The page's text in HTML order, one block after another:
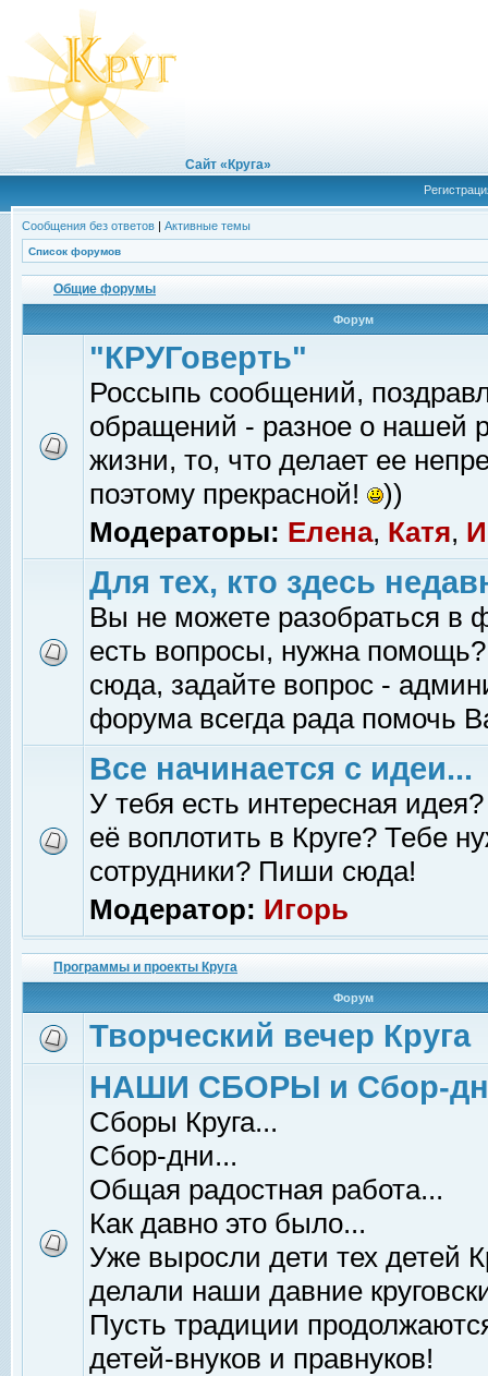
Сайт «Круга»
Сообщения без ответов | Активные темы
Список форумов
Общие форумы
Форум
"КРУГоверть"
Россыпь сообщений,
обращений - разное о нашей
жизни, то, что делает ее
поэтому прекрасной!
))
Модераторы: Елена, Катя,
Для тех, кто здесь
Вы не можете разобраться в
есть вопросы, нужна помощь?
сюда, задайте вопрос -
форума всегда рада помочь
Все начинается с идеи...
У тебя есть интересная
её воплотить в Круге? Тебе
сотрудники? Пиши сюда!
Модератор: Игорь
Программы и проекты Круга
Форум
Творческий вечер Круга
НАШИ СБОРЫ и Сбор-
Сборы Круга...
Сбор-дни...
Общая радостная работа...
Как давно это было...
Уже выросли дети тех детей
делали наши давние
Пусть традиции
детей-внуков и правнуков!